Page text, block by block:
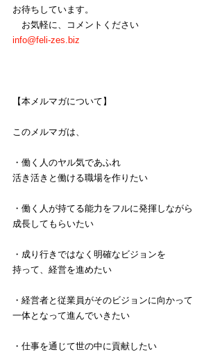
お待ちしています。
お気軽に、コメントください
info@feli-zes.biz
【本メルマガについて】
このメルマガは、
・働く人のヤル気であふれ
活き活きと働ける職場を作りたい
・働く人が持てる能力をフルに発揮しながら
成長してもらいたい
・成り行きではなく明確なビジョンを
持って、経営を進めたい
・経営者と従業員がそのビジョンに向かって
一体となって進んでいきたい
・仕事を通じて世の中に貢献したい